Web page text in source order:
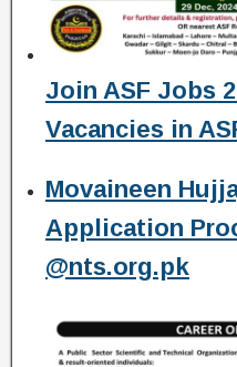
Join ASF Jobs
Vacancies in
Movaineen
Application
@nts.org.pk